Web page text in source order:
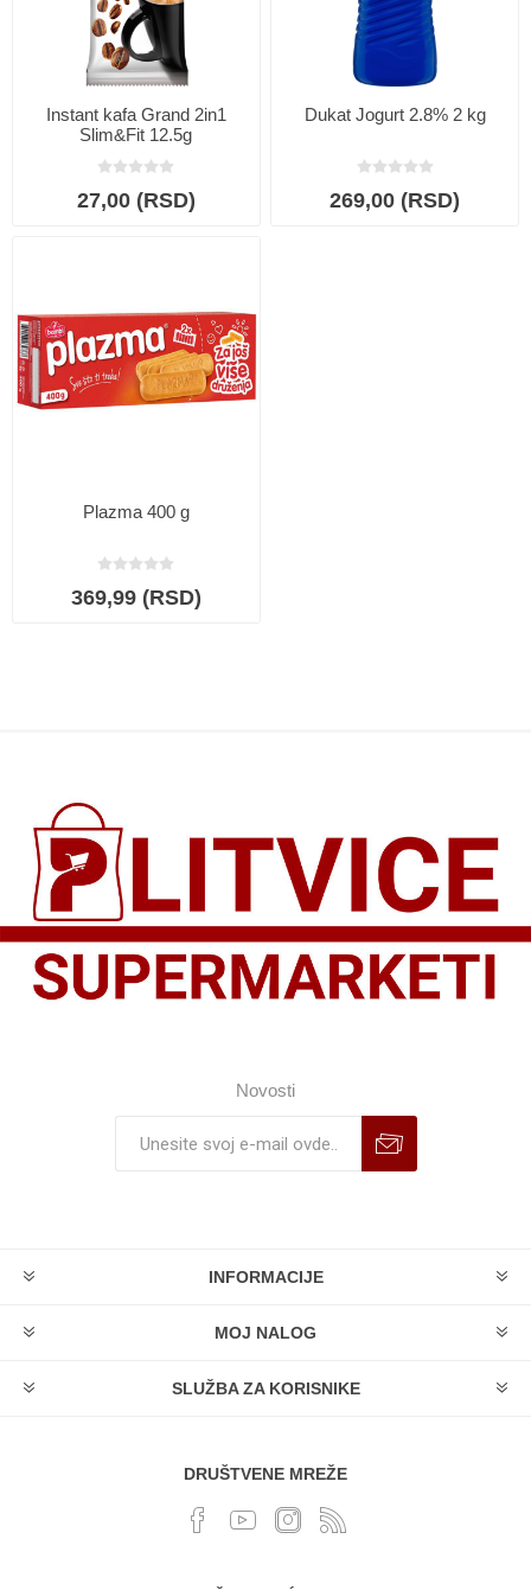
Instant kafa Grand 2in1
Slim&Fit 12.5g
27,00 (RSD)
Dukat Jogurt 2.8% 2 kg
269,00 (RSD)
Plazma 400 g
369,99 (RSD)
Novosti
INFORMACIJE
MOJ NALOG
SLUŽBA ZA KORISNIKE
DRUŠTVENE MREŽE